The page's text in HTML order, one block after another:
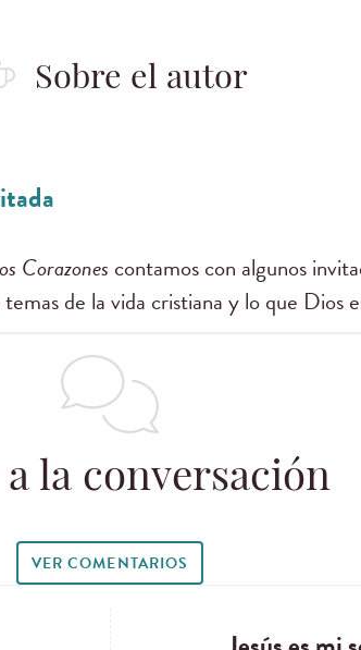
Sobre el autor
Corazones contamos con algunos
de la vida cristiana y lo que Dios
a la conversación
VER COMENTARIOS